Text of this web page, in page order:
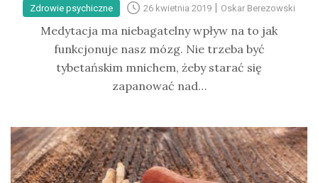
Zdrowie psychiczne 26 kwietnia 2019 | Oskar Berezowski
Medytacja ma niebagatelny wpływ na to jak
funkcjonuje nasz mózg. Nie trzeba być
tybetańskim mnichem, żeby starać się
zapanować nad…